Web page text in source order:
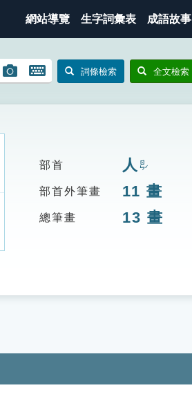
網站導覽 生字詞彙表 成語故事
圖
搜
開
鍵
詞條檢索 全文檢索
部首 人 ㄖㄣˊ
部首外筆畫 11 畫
總筆畫 13 畫